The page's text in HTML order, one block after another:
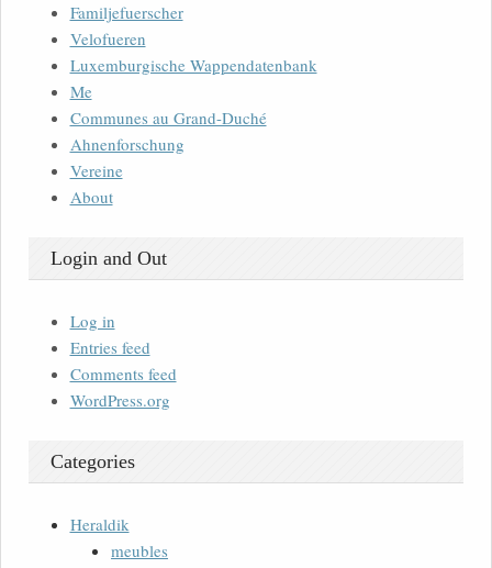
Familjefuerscher
Velofueren
Luxemburgische Wappendatenbank
Me
Communes au Grand-Duché
Ahnenforschung
Vereine
About
Login and Out
Log in
Entries feed
Comments feed
WordPress.org
Categories
Heraldik
meubles